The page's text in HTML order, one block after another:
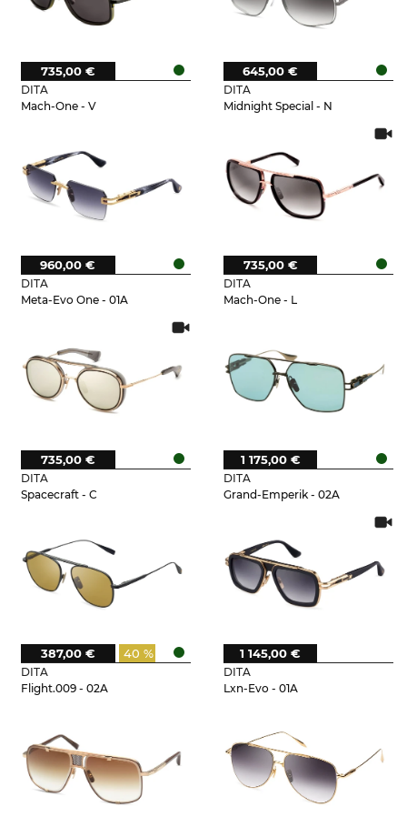
DITA
Mach-One - V
735,00 €
DITA
Midnight Special - N
645,00 €
DITA
Meta-Evo One - 01A
960,00 €
DITA
Mach-One - L
735,00 €
DITA
Spacecraft - C
735,00 €
DITA
Grand-Emperik - 02A
1 175,00 €
DITA
Flight.009 - 02A
40 %
387,00 €
DITA
Lxn-Evo - 01A
1 145,00 €